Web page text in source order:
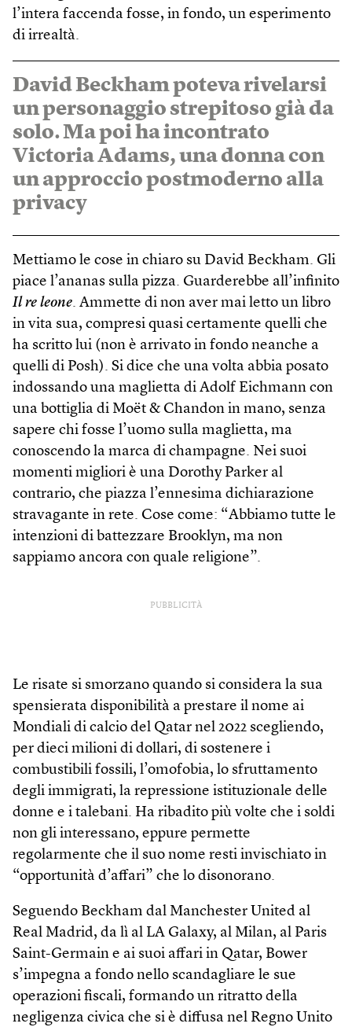
l’intera faccenda fosse, in fondo, un esperimento
di irrealtà.
David Beckham poteva rivelarsi
un personaggio strepitoso già da
solo. Ma poi ha incontrato
Victoria Adams, una donna con
un approccio postmoderno alla
privacy
Mettiamo le cose in chiaro su David Beckham. Gli
piace l’ananas sulla pizza. Guarderebbe all’infinito
Il re leone. Ammette di non aver mai letto un libro
in vita sua, compresi quasi certamente quelli che
ha scritto lui (non è arrivato in fondo neanche a
quelli di Posh). Si dice che una volta abbia posato
indossando una maglietta di Adolf Eich­mann con
una bottiglia di Moët & Chandon in mano, senza
sapere chi fosse l’uomo sulla maglietta, ma
conoscendo la marca di champagne. Nei suoi
momenti migliori è una Dorothy Parker al
contrario, che piazza l’ennesima dichiarazione
stravagante in rete. Cose come: “Abbiamo tutte le
intenzioni di battezzare Brooklyn, ma non
sappiamo ancora con quale religione”.
PUBBLICITÀ
Le risate si smorzano quando si considera la sua
spensierata disponibilità a prestare il nome ai
Mondiali di calcio del Qatar nel 2022 scegliendo,
per dieci milioni di dollari, di sostenere i
combustibili fossili, l’omofobia, lo sfruttamento
degli immigrati, la repressione istituzionale delle
donne e i talebani. Ha ribadito più volte che i soldi
non gli interessano, eppure permette
regolarmente che il suo nome resti invischiato in
“opportunità d’affari” che lo disonorano.
Seguendo Beckham dal Manchester United al
Real Madrid, da lì al LA Galaxy, al Milan, al Paris
Saint-Germain e ai suoi affari in Qatar, Bower
s’impegna a fondo nello scandagliare le sue
operazioni fiscali, formando un ritratto della
negligenza civica che si è diffusa nel Regno Unito